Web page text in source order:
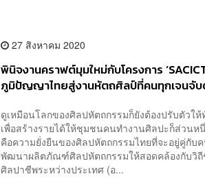
27 สิงหาคม 2020
พินิจงานคราฟต์มุมใหม่กับโครงการ
ภูมิปัญญาไทยสู่งานหัตถศิลป์ที่คนทุกเจนจั
ดูเหมือนโลกของศิลปหัตถกรรมก็ยังต้องปรับตัวใ
เพื่อสร้างรายได้ให้ชุมชนคนทำงานศิลปะก็ส่วน
คือความยั่งยืนของศิลปหัตถกรรมไทยที่จะอยู่คู่กั
พัฒนาผลิตภัณฑ์ศิลปหัตถกรรมให้สอดคล้องกับวิถี
ศิลปาชีพระหว่างประเทศ (อ...